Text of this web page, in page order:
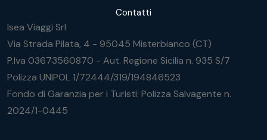
Contatti
Isea Viaggi Srl
Via Strada Pilata, 4 - 95045 Misterbianco (CT)
P.Iva 03673560870 - Aut. Regione Sicilia n. 935 S/7
Polizza UNIPOL 1/72444/319/194846523
Fondo di Garanzia per i Turisti: Polizza Salvagente n.
2024/1-0445